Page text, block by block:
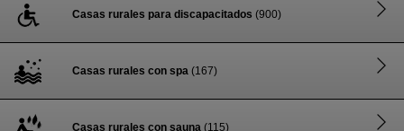
Casas rurales para discapacitados (900)
Casas rurales con spa (167)
Casas rurales con sauna (115)